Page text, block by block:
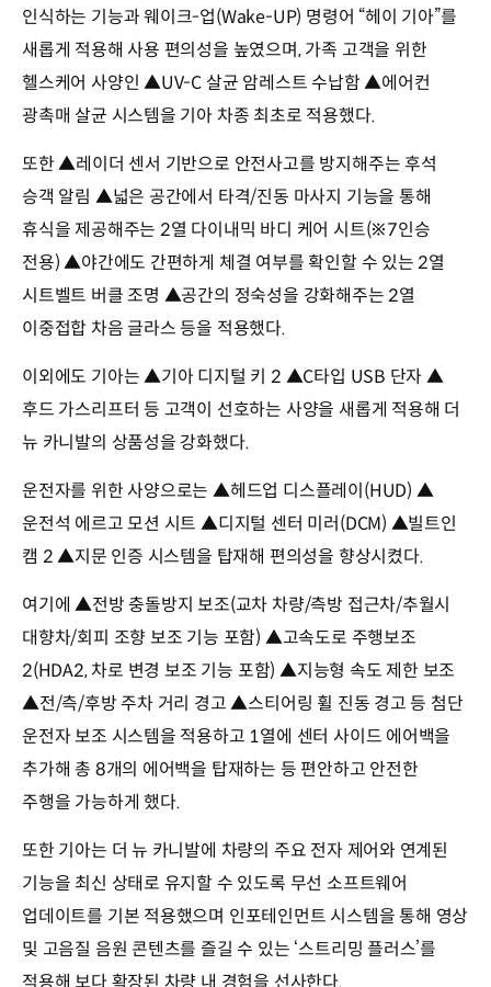
인식하는 기능과 웨이크-업(Wake-UP) 명령어 “헤이 기아”를
새롭게 적용해 사용 편의성을 높였으며, 가족 고객을 위한
헬스케어 사양인 ▲UV-C 살균 암레스트 수납함 ▲에어컨
광촉매 살균 시스템을 기아 차종 최초로 적용했다.
또한 ▲레이더 센서 기반으로 안전사고를 방지해주는 후석
승객 알림 ▲넓은 공간에서 타격/진동 마사지 기능을 통해
휴식을 제공해주는 2열 다이내믹 바디 케어 시트(※7인승
전용) ▲야간에도 간편하게 체결 여부를 확인할 수 있는 2열
시트벨트 버클 조명 ▲공간의 정숙성을 강화해주는 2열
이중접합 차음 글라스 등을 적용했다.
이외에도 기아는 ▲기아 디지털 키 2 ▲C타입 USB 단자 ▲
후드 가스리프터 등 고객이 선호하는 사양을 새롭게 적용해 더
뉴 카니발의 상품성을 강화했다.
운전자를 위한 사양으로는 ▲헤드업 디스플레이(HUD) ▲
운전석 에르고 모션 시트 ▲디지털 센터 미러(DCM) ▲빌트인
캠 2 ▲지문 인증 시스템을 탑재해 편의성을 향상시켰다.
여기에 ▲전방 충돌방지 보조(교차 차량/측방 접근차/추월시
대향차/회피 조향 보조 기능 포함) ▲고속도로 주행보조
2(HDA2, 차로 변경 보조 기능 포함) ▲지능형 속도 제한 보조
▲전/측/후방 주차 거리 경고 ▲스티어링 휠 진동 경고 등 첨단
운전자 보조 시스템을 적용하고 1열에 센터 사이드 에어백을
추가해 총 8개의 에어백을 탑재하는 등 편안하고 안전한
주행을 가능하게 했다.
또한 기아는 더 뉴 카니발에 차량의 주요 전자 제어와 연계된
기능을 최신 상태로 유지할 수 있도록 무선 소프트웨어
업데이트를 기본 적용했으며 인포테인먼트 시스템을 통해 영상
및 고음질 음원 콘텐츠를 즐길 수 있는 ‘스트리밍 플러스’를
적용해 보다 확장된 차량 내 경험을 선사한다.